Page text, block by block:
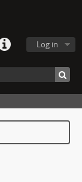
Log in